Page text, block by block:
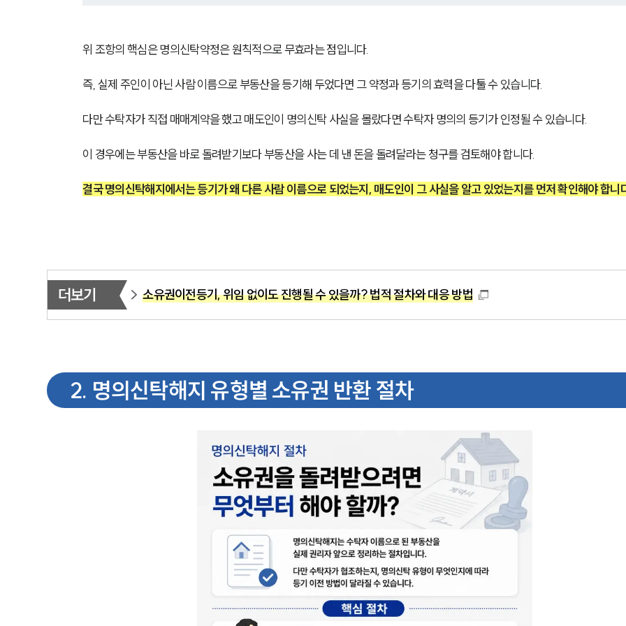
위 조항의 핵심은 명의신탁약정은 원칙적으로 무효라는 점입니다.
즉, 실제 주인이 아닌 사람 이름으로 부동산을 등기해 두었다면 그 약정과 등기의 효력을 다툴 수 있습니다.
다만 수탁자가 직접 매매계약을 했고 매도인이 명의신탁 사실을 몰랐다면 수탁자 명의의 등기가 인정될 수 있습니다.
이 경우에는 부동산을 바로 돌려받기보다 부동산을 사는 데 낸 돈을 돌려달라는 청구를 검토해야 합니다.
결국 명의신탁해지에서는 등기가 왜 다른 사람 이름으로 되었는지, 매도인이 그 사실을 알고 있었는지를 먼저 확인해야 합니
더보기 소유권이전등기, 위임 없이도 진행될 수 있을까? 법적 절차와 대응 방법
2. 명의신탁해지 유형별 소유권 반환 절차